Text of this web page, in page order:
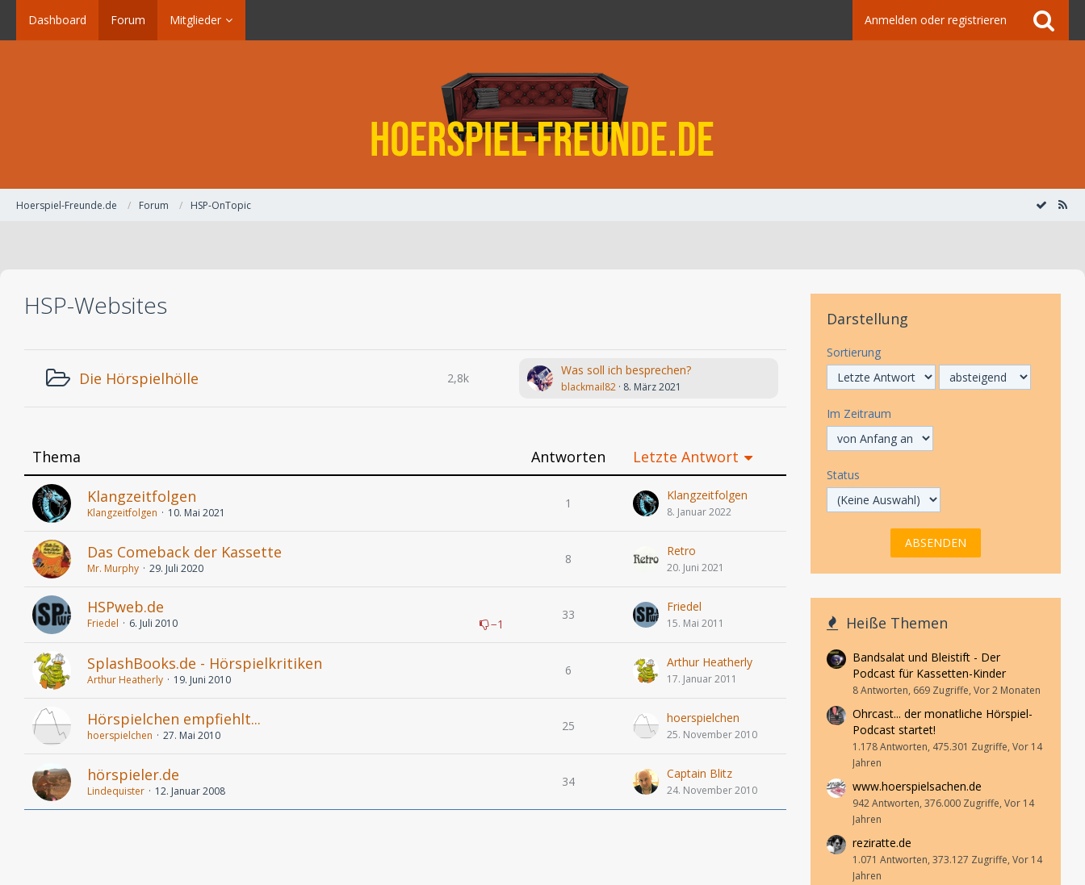
Dashboard Forum Mitglieder Anmelden oder registrieren
Hoerspiel-Freunde.de Forum HSP-OnTopic
HSP-Websites
Die Hörspielhölle 2,8k
Was soll ich besprechen?
blackmail82 8. März 2021
Thema Antworten Letzte Antwort
Klangzeitfolgen
Klangzeitfolgen 10. Mai 2021
1
Klangzeitfolgen
8. Januar 2022
Das Comeback der Kassette
Mr. Murphy 29. Juli 2020
8
Retro
20. Juni 2021
HSPweb.de
−1
Friedel 6. Juli 2010
33
Friedel
15. Mai 2011
SplashBooks.de - Hörspielkritiken
Arthur Heatherly 19. Juni 2010
6
Arthur Heatherly
17. Januar 2011
Hörspielchen empfiehlt...
hoerspielchen 27. Mai 2010
25
hoerspielchen
25. November 2010
hörspieler.de
Lindequister 12. Januar 2008
34
Captain Blitz
24. November 2010
Darstellung
Sortierung
Im Zeitraum
Status
Heiße Themen
Bandsalat und Bleistift - Der
Podcast für Kassetten-Kinder
8 Antworten, 669 Zugriffe, Vor 2 Monaten
Ohrcast... der monatliche Hörspiel-
Podcast startet!
1.178 Antworten, 475.301 Zugriffe, Vor 14
Jahren
www.hoerspielsachen.de
942 Antworten, 376.000 Zugriffe, Vor 14
Jahren
reziratte.de
1.071 Antworten, 373.127 Zugriffe, Vor 14
Jahren